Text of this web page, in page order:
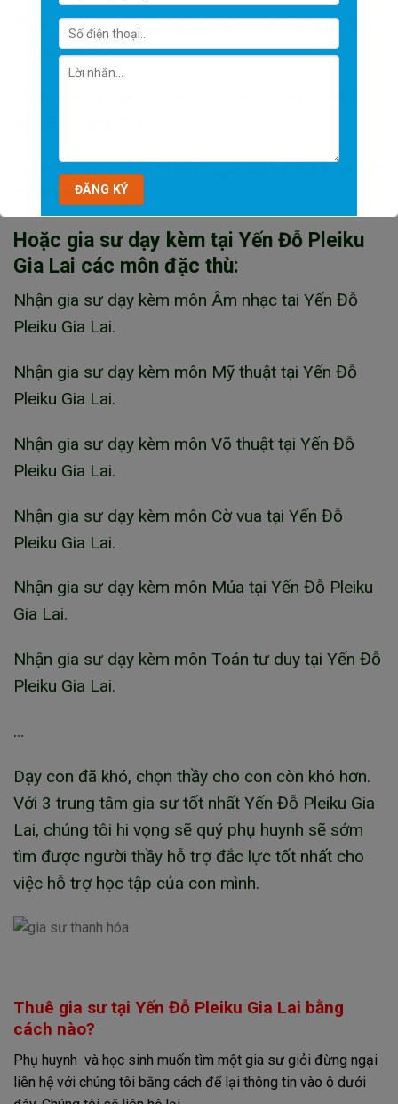
Nhận gia sư dạy kèm môn Tiếng Anh tại Yến Đỗ
Pleiku Gia Lai.
Nhận gia sư dạy kèm môn Lịch sử và Địa lí tại Yến
Đỗ Pleiku Gia Lai.
Hoặc gia sư dạy kèm tại Yến Đỗ Pleiku
Gia Lai các môn đặc thù:
Nhận gia sư dạy kèm môn Âm nhạc tại Yến Đỗ
Pleiku Gia Lai.
Nhận gia sư dạy kèm môn Mỹ thuật tại Yến Đỗ
Pleiku Gia Lai.
Nhận gia sư dạy kèm môn Võ thuật tại Yến Đỗ
Pleiku Gia Lai.
Nhận gia sư dạy kèm môn Cờ vua tại Yến Đỗ
Pleiku Gia Lai.
Nhận gia sư dạy kèm môn Múa tại Yến Đỗ Pleiku
Gia Lai.
Nhận gia sư dạy kèm môn Toán tư duy tại Yến Đỗ
Pleiku Gia Lai.
…
Dạy con đã khó, chọn thầy cho con còn khó hơn.
Với 3 trung tâm gia sư tốt nhất Yến Đỗ Pleiku Gia
Lai, chúng tôi hi vọng sẽ quý phụ huynh sẽ sớm
tìm được người thầy hỗ trợ đắc lực tốt nhất cho
việc hỗ trợ học tập của con mình.
Thuê gia sư tại Yến Đỗ Pleiku Gia Lai bằng
cách nào?
Phụ huynh và học sinh muốn tìm một gia sư giỏi đừng ngại
liên hệ với chúng tôi bằng cách để lại thông tin vào ô dưới